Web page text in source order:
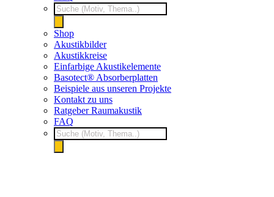
Products
search
Shop
Akustikbilder
Akustikkreise
Einfarbige Akustikelemente
Basotect® Absorberplatten
Beispiele aus unseren Projekte
Kontakt zu uns
Ratgeber Raumakustik
FAQ
Products
search